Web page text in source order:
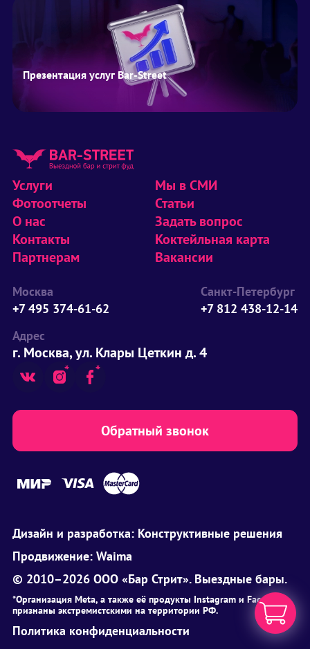
Презентация услуг Bar-Street
Услуги
Фотоотчеты
О нас
Контакты
Партнерам
Мы в СМИ
Статьи
Задать вопрос
Коктейльная карта
Вакансии
Москва
+7 495 374-61-62
Санкт-Петербург
+7 812 438-12-14
Адрес
г. Москва, ул. Клары Цеткин д. 4
Обратный звонок
Дизайн и разработка: Конструктивные решения
Продвижение: Waima
© 2010–2026 ООО «Бар Стрит». Выездные бары.
*Организация Meta, а также её продукты Instagram и Facebook
признаны экстремистскими на территории РФ.
Политика конфиденциальности